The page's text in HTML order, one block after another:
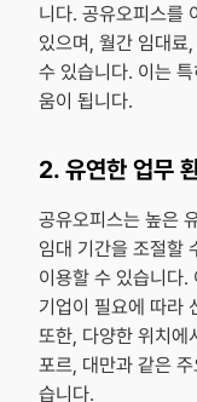
니다. 공유오피스를
있으며, 월간 임대료
수 있습니다. 이는
움이 됩니다.
2. 유연한 업무
공유오피스는 높은
임대 기간을 조절할
이용할 수 있습니다.
기업이 필요에 따라
또한, 다양한 위치에
포르, 대만과 같은
습니다.